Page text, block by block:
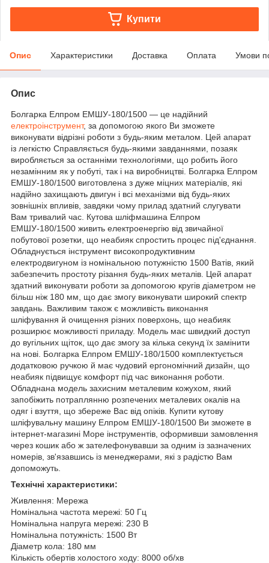
Купити
Опис Характеристики Доставка Оплата Умови
Опис
Болгарка Елпром ЕМШУ-180/1500 — це надійний
електроінструмент, за допомогою якого Ви зможете
виконувати відрізні роботи з будь-яким металом. Цей апарат
із легкістю Справляється будь-якими завданнями, позаяк
виробляється за останніми технологіями, що робить його
незамінним як у побуті, так і на виробництві. Болгарка Елпром
ЕМШУ-180/1500 виготовлена з дуже міцних матеріалів, які
надійно захищають двигун і всі механізми від будь-яких
зовнішніх впливів, завдяки чому прилад здатний слугувати
Вам тривалий час. Кутова шліфмашина Елпром
ЕМШУ-180/1500 живить електроенергію від звичайної
побутової розетки, що неабияк спростить процес під'єднання.
Обладнується інструмент високопродуктивним
електродвигуном із номінальною потужністю 1500 Ватів, який
забезпечить простоту різання будь-яких металів. Цей апарат
здатний виконувати роботи за допомогою кругів діаметром не
більш ніж 180 мм, що дає змогу виконувати широкий спектр
завдань. Важливим також є можливість виконання
шліфування й очищення різних поверхонь, що неабияк
розширює можливості приладу. Модель має швидкий доступ
до вугільних щіток, що дає змогу за кілька секунд їх замінити
на нові. Болгарка Елпром ЕМШУ-180/1500 комплектується
додатковою ручкою й має чудовий ергономічний дизайн, що
неабияк підвищує комфорт під час виконання роботи.
Обладнана модель захисним металевим кожухом, який
запобіжить потраплянню розпечених металевих окалів на
одяг і взуття, що збереже Вас від опіків. Купити кутову
шліфувальну машину Елпром ЕМШУ-180/1500 Ви зможете в
інтернет-магазині Море інструментів, оформивши замовлення
через кошик або ж зателефонувавши за одним із зазначених
номерів, зв'язавшись із менеджерами, які з радістю Вам
допоможуть.
Технічні характеристики:
Живлення: Мережа
Номінальна частота мережі: 50 Гц
Номінальна напруга мережі: 230 В
Номінальна потужність: 1500 Вт
Діаметр кола: 180 мм
Кількість обертів холостого ходу: 8000 об/хв